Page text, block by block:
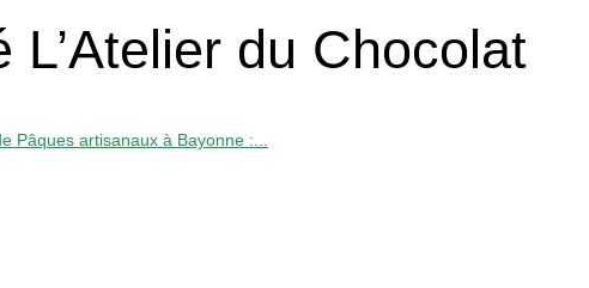
L’Atelier du Chocolat
Pâques artisanaux à Bayonne :...